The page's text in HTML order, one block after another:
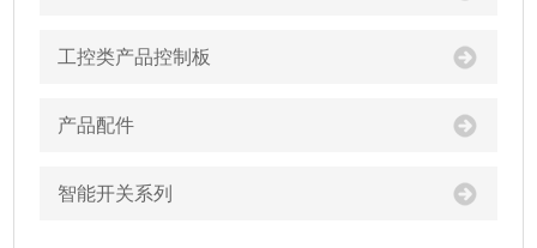
工控类产品控制板
产品配件
智能开关系列